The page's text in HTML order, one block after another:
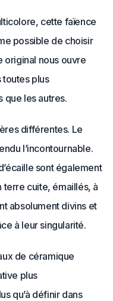
cette faïence
possible de choisir
original nous ouvre
plus
que les autres.
différentes. Le
l’incontournable.
sont également
terre cuite, émaillés, à
absolument divins et
à leur singularité.
de céramique
plus
qu’à définir dans